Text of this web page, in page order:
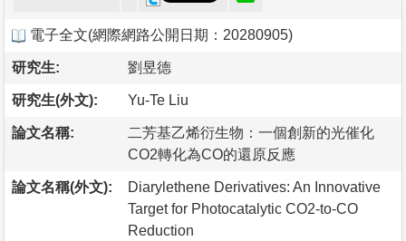
電子全文(網際網路公開日期：20280905)
研究生: 劉昱德
研究生(外文): Yu-Te Liu
論文名稱:
二芳基乙烯衍生物：一個創新的光催化
CO2轉化為CO的還原反應
論文名稱(外文):
Diarylethene Derivatives: An Innovative
Target for Photocatalytic CO2-to-CO
Reduction